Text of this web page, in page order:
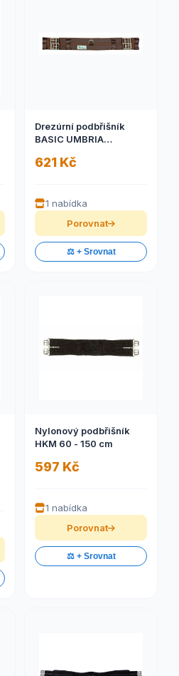
Drezúrní podbřišník
BASIC UMBRIA
BASIC UMBRIA)
621 Kč
1 nabídka
Porovnat
⚖️ + Srovnat
Nylonový podbřišník
HKM 60 - 150 cm
597 Kč
1 nabídka
Porovnat
⚖️ + Srovnat